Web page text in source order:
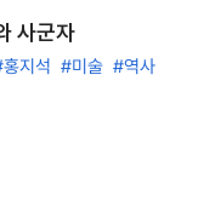
사군자
지석 #미술 #역사